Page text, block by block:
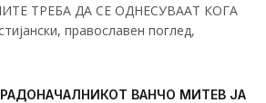
ТРЕБА ДА СЕ ОДНЕСУВААТ КОГА
православен поглед,
ВАНЧО МИТЕВ ЈА